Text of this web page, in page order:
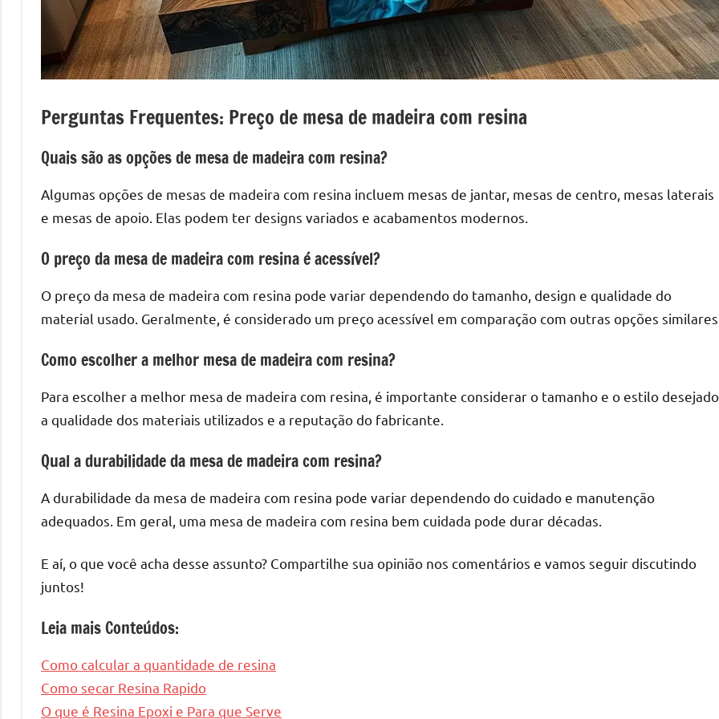
mesas
de
tampinhas
resinadas.
Perguntas Frequentes: Preço de mesa de madeira com resina
Quais são as opções de mesa de madeira com resina?
Algumas opções de mesas de madeira com resina incluem mesas de jantar, mesas de centro, mesas laterais
e mesas de apoio. Elas podem ter designs variados e acabamentos modernos.
O preço da mesa de madeira com resina é acessível?
O preço da mesa de madeira com resina pode variar dependendo do tamanho, design e qualidade do
material usado. Geralmente, é considerado um preço acessível em comparação com outras opções
Como escolher a melhor mesa de madeira com resina?
Para escolher a melhor mesa de madeira com resina, é importante considerar o tamanho e o estilo
a qualidade dos materiais utilizados e a reputação do fabricante.
Qual a durabilidade da mesa de madeira com resina?
A durabilidade da mesa de madeira com resina pode variar dependendo do cuidado e manutenção
adequados. Em geral, uma mesa de madeira com resina bem cuidada pode durar décadas.
E aí, o que você acha desse assunto? Compartilhe sua opinião nos comentários e vamos seguir discutindo
juntos!
Leia mais Conteúdos:
Como calcular a quantidade de resina
Como secar Resina Rapido
O que é Resina Epoxi e Para que Serve